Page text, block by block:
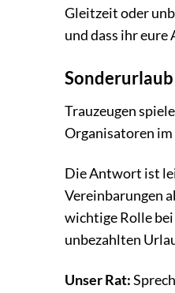
Gleitzeit oder
und dass ihr
Sonderurlaub
Trauzeugen
Organisatoren im
Die Antwort ist
Vereinbarungen
wichtige Rolle
unbezahlten
Unser Rat: